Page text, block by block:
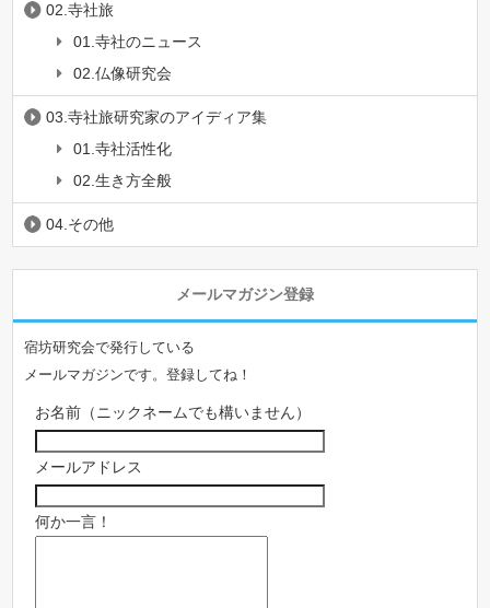
02.寺社旅
01.寺社のニュース
02.仏像研究会
03.寺社旅研究家のアイディア集
01.寺社活性化
02.生き方全般
04.その他
メールマガジン登録
宿坊研究会で発行している
メールマガジンです。登録してね！
お名前（ニックネームでも構いません）
メールアドレス
何か一言！